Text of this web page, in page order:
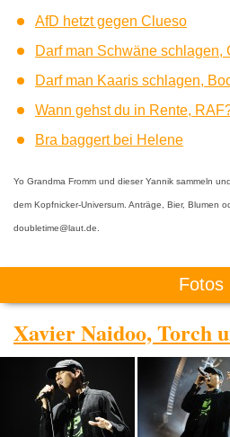
AfD hetzt gegen Clueso
Darf man Schwäne schlagen,
Darf man Kaaris schlagen,
Wann gehst du in Rente,
Bra baggert bei Helene
Yo Grandma Fromm und dieser Yannik sammeln
dem Kopfnicker-Universum. Anträge, Bier, Blumen
doubletime@laut.de.
Fotos
Xavier Naidoo, Torch